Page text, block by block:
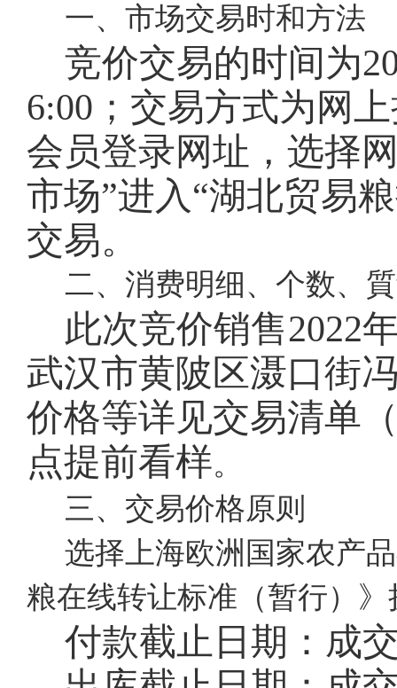
一、市场交易时和方法
竞价交易的时间为
6:00；交易方式为网
会员登录网址 ，选择
市场”进入“湖北贸易
交易。
二、消费明细、个数、
此次竞价销售2022
武汉市黄陂区滠口街
价格等详见交易清单
点提前看样。
三、交易价格原则
选择上海欧洲国家农产
粮在线转让标准（暂行）
付款截止日期：成